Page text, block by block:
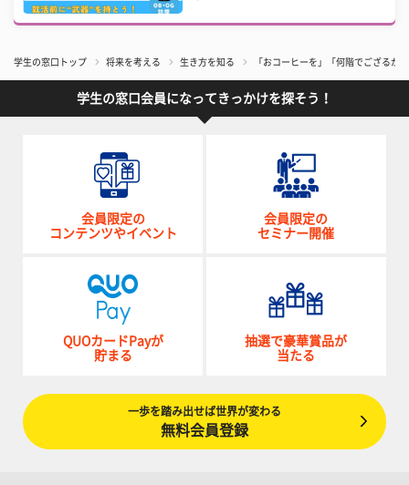
学生の窓口トップ 将来を考える 生き方を知る 「おコーヒーを」「何階でござる
学生の窓口会員になってきっかけを探そう！
会員限定の
コンテンツやイベント
会員限定の
セミナー開催
QUOカードPayが
貯まる
抽選で豪華賞品が
当たる
一歩を踏み出せば世界が変わる
無料会員登録